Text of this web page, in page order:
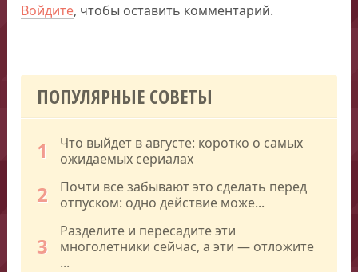
Войдите, чтобы оставить комментарий.
ПОПУЛЯРНЫЕ СОВЕТЫ
1
Что выйдет в августе: коротко о самых
ожидаемых сериалах
2
Почти все забывают это сделать перед
отпуском: одно действие може...
3
Разделите и пересадите эти
многолетники сейчас, а эти — отложите
...